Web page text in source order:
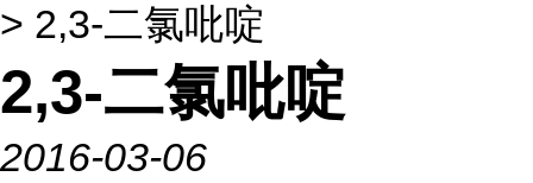
> 2,3-二氯吡啶
2,3-二氯吡啶
2016-03-06